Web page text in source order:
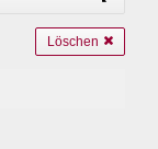
Löschen